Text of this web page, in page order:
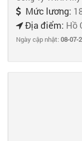
Mức lương:
Địa điểm: Hồ
Ngày cập nhật:08-07-